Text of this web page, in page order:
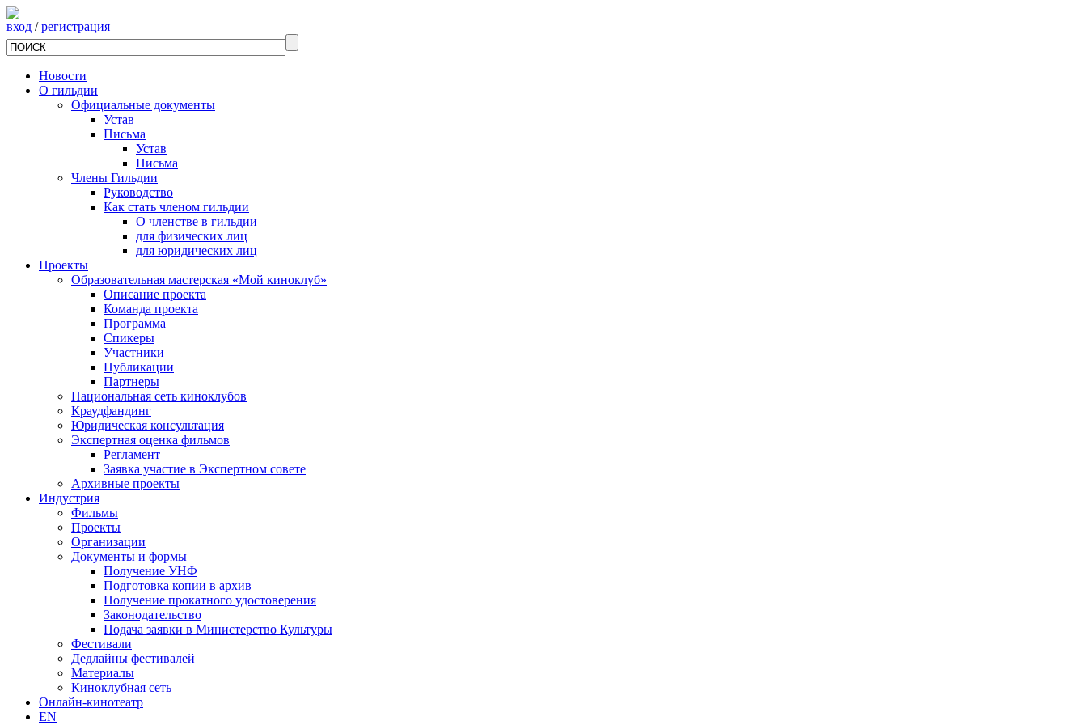
вход /регистрация
Новости
О гильдии
Официальные документы
Устав
Письма
Устав
Письма
Члены Гильдии
Руководство
Как стать членом гильдии
О членстве в гильдии
для физических лиц
для юридических лиц
Проекты
Образовательная мастерская «Мой киноклуб»
Описание проекта
Команда проекта
Программа
Спикеры
Участники
Публикации
Партнеры
Национальная сеть киноклубов
Краудфандинг
Юридическая консультация
Экспертная оценка фильмов
Регламент
Заявка участие в Экспертном совете
Архивные проекты
Индустрия
Фильмы
Проекты
Организации
Документы и формы
Получение УНФ
Подготовка копии в архив
Получение прокатного удостоверения
Законодательство
Подача заявки в Министерство Культуры
Фестивали
Дедлайны фестивалей
Материалы
Киноклубная сеть
Онлайн-кинотеатр
EN